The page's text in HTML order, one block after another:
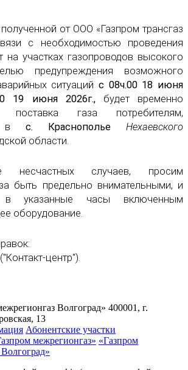
от ООО «Газпром трансгаз
с необходимостью проведения
на участках газопроводов высокого
предупреждения возможного
ситуаций с 08ч.00 18 июня
19 июня 2026г.,будет временно
поставка газа потребителям,
в с. Краснополье
Нехаевского
области.
несчастных случаев, просим
быть предельно внимательными, и
в указанные часы включенным
оборудование.
центр").
Волгоград» 400001, г.
13
Абонентские участки
межрегионгаз» «Газпром